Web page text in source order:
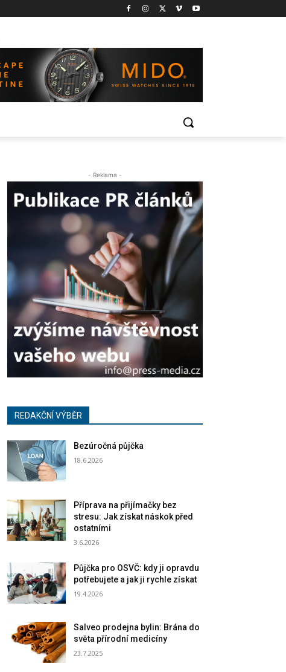
- Reklama -
REDAKČNÍ VÝBĚR
Bezúročná půjčka
18.6.2026
Příprava na přijímačky bez
stresu: Jak získat náskok před
ostatními
3.6.2026
Půjčka pro OSVČ: kdy ji opravdu
potřebujete a jak ji rychle získat
19.4.2026
Salveo prodejna bylin: Brána do
světa přírodní medicíny
23.7.2025